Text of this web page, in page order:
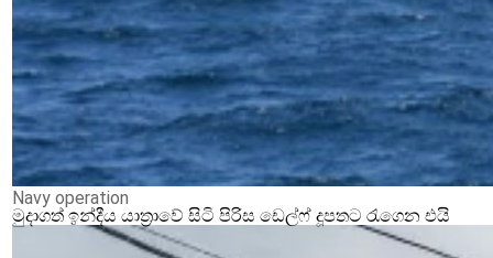
Navy operation
මුදාගත් ඉන්දීය යාත්‍රාවේ සිටි පිරිස ඩෙල්ෆ් දූපතට රැගෙන එයි